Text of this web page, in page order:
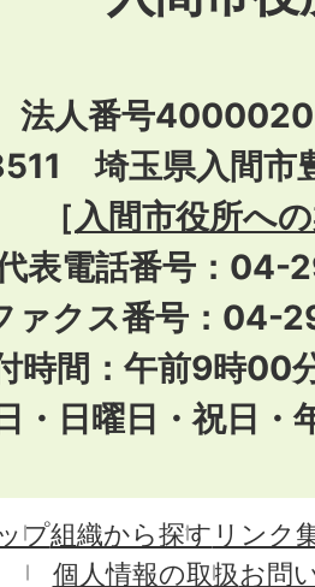
法人番号
埼玉県入間市
［入間市役所へ
表電話番号：04-
ァクス番号：04-
時間：午前9時00
・日曜日・祝日
プ組織から探す リンク
個人情報の取扱お問